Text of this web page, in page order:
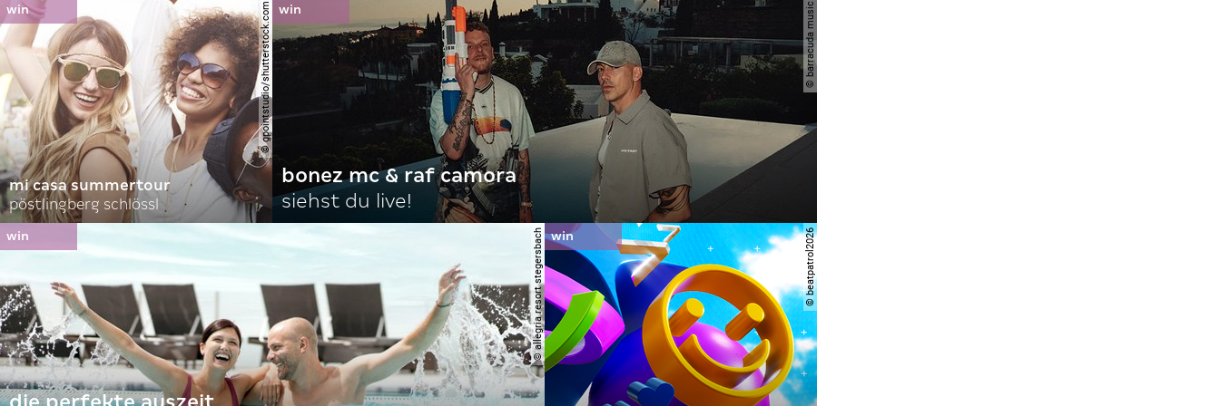
© gpointstudio/shutterstock.com
mi casa summertour
pöstlingberg schlössl
© barracuda music
bonez mc & raf camora
siehst du live!
© allegria resort stegersbach © beatpatrol2026